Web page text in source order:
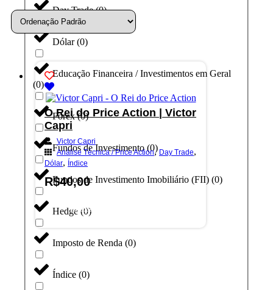
Day Trade(0)
Dólar(0)
Educação Financeira / Investimentos em Geral
(0)
Forex(0)
Fundos de Investimento(0)
Fundos de Investimento Imobiliário (FII) (0)
Hedge (0)
Imposto de Renda (0)
Índice (0)
O Rei do Price Action | Victor
Capri
Victor Capri
Análise Técnica / Price Action, Day Trade,
Dólar, Índice
R$40,00
Adicionar ao carrinho